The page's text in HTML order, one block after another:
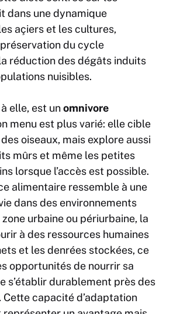
dans une dynamique
açiers et les cultures,
du cycle
réduction des dégâts induits
nuisibles.
elle, est unomnivore
menu est plus varié: elle cible
oiseaux, mais explore aussi
mûrs et même les petites
lorsque l’accès est possible.
alimentaire ressemble à une
dans des environnements
urbaine ou périurbaine, la
à des ressources humaines
et les denrées stockées, ce
opportunités de nourrir sa
s’établir durablement près des
Cette capacité d’adaptation